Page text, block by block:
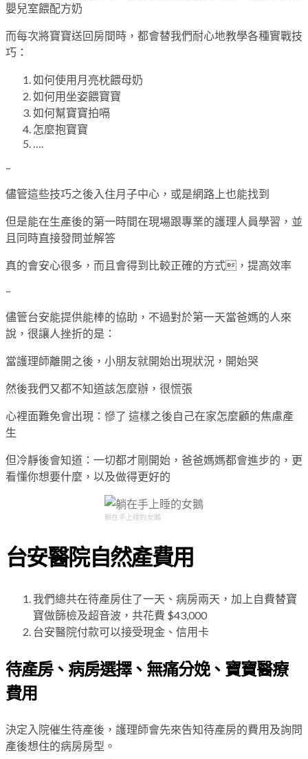
嬰兒室餵配方奶
而每次將寶寶送回房間時，都會替我們耐心地教學各種實戰技
巧：
如何使用月亮枕餵母奶
如何用坐姿餵寶寶
如何幫寶寶拍嗝
怎麼抱寶寶
–
儘管這些技巧之後入住月子中心，或是網路上也能找到
但是能在生產後的第一時間在現場跟專業的護理人員學習，並
且同時直接發問並解答
真的會安心很多，而且會得到比較正確的方式，提高效率
–
儘管台安能提供能棒的協助，不過對於第一天當爸媽的人來
說，很讓人挫折的是：
當護理師離開之後，小朋友就開始出現狀況，開始哭
然後我們又都不知道該怎麼辦，很慌張
心裡面難免會出現：慘了 這樣之後自己在家怎麼顧的焦慮產
生
但冷靜後會知道：一切都才剛開始，爸爸媽媽都會進步的，更
看懂你想要什麼，以及做得更好的
躺在手上睡的女鵝
台安醫院自然產費用
我們總共在待產房住了一天、病房兩天，加上自費替寶
寶做篩檢及超音波，共花費 $43,000
台安醫院付款可以接受現金、信用卡
待產房、病房選擇、無痛分娩、寶寶醫療
費用
決定入院催生待產後，護理師會先來告知待產房的費用及詢問
產後想住的病房房型。